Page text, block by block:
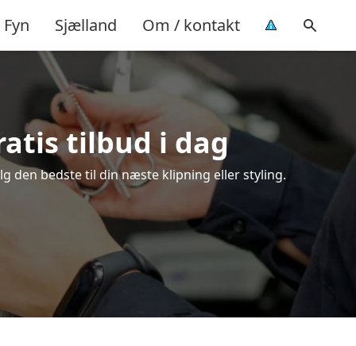
Fyn Sjælland Om / kontakt
tilbud i dag
den bedste til din næste klipning eller styling.